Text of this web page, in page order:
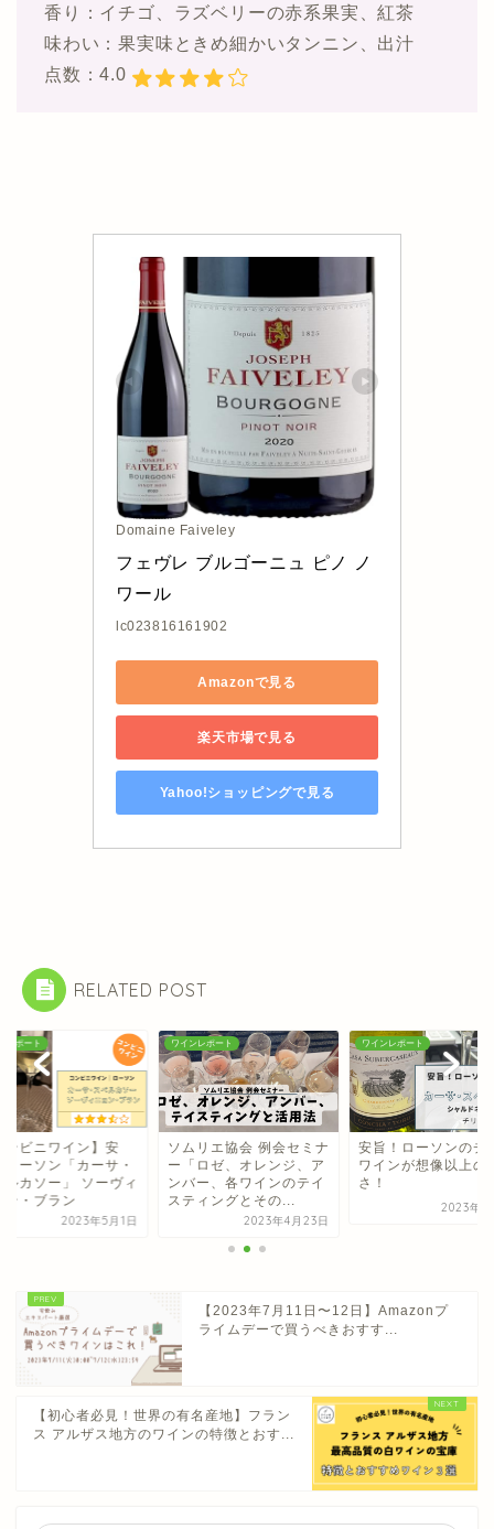
香り：イチゴ、ラズベリーの赤系果実、紅茶
味わい：果実味ときめ細かいタンニン、出汁
点数：4.0
Domaine Faiveley
フェヴレ ブルゴーニュ ピノ ノ
ワール
lc023816161902
Amazonで見る
楽天市場で見る
Yahoo!ショッピングで見る
RELATED POST
レポート
ンビニワイン】安
ローソン「カーサ・
ルカソー」 ソーヴィ
ン・ブラン
2023年5月1日
ワインレポート
ソムリエ協会 例会セミナ
ー「ロゼ、オレンジ、ア
ンバー、各ワインのテイ
スティングとその...
2023年4月23日
ワインレポート
安旨！ローソンのチ
ワインが想像以上の
さ！
2023年2
【2023年7月11日〜12日】Amazonプ
ライムデーで買うべきおすす...
【初心者必見！世界の有名産地】フラン
ス アルザス地方のワインの特徴とおす...